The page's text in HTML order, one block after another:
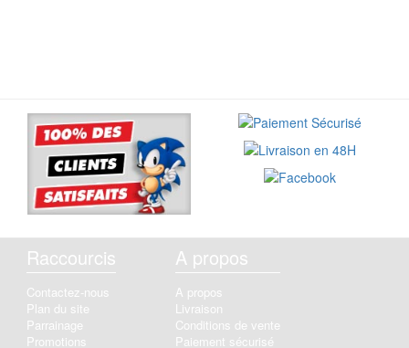
Raccourcis
Contactez-nous
Plan du site
Parrainage
Promotions
A propos
A propos
Livraison
Conditions de vente
Paiement sécurisé